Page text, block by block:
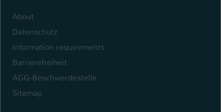
About
Datenschutz
Information requirements
Barrierefreiheit
AGG-Beschwerdestelle
Sitemap